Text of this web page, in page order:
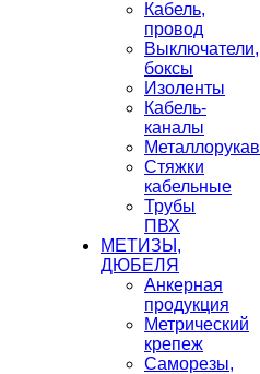
Кабель,
провод
Выключатели,
боксы
Изоленты
Кабель-
каналы
Металлорукав
Стяжки
кабельные
Трубы
ПВХ
МЕТИЗЫ,
ДЮБЕЛЯ
Анкерная
продукция
Метрический
крепеж
Саморезы,